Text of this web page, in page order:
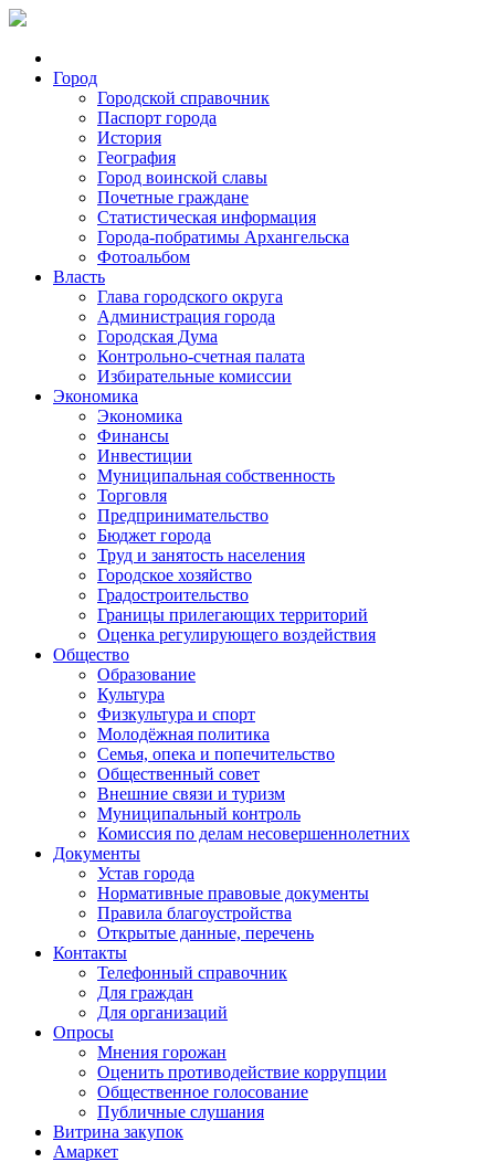
Город
Городской справочник
Паспорт города
История
География
Город воинской славы
Почетные граждане
Статистическая информация
Города-побратимы Архангельска
Фотоальбом
Власть
Глава городского округа
Администрация города
Городская Дума
Контрольно-счетная палата
Избирательные комиссии
Экономика
Экономика
Финансы
Инвестиции
Муниципальная собственность
Торговля
Предпринимательство
Бюджет города
Труд и занятость населения
Городское хозяйство
Градостроительство
Границы прилегающих территорий
Оценка регулирующего воздействия
Общество
Образование
Культура
Физкультура и спорт
Молодёжная политика
Семья, опека и попечительство
Общественный совет
Внешние связи и туризм
Муниципальный контроль
Комиссия по делам несовершеннолетних
Документы
Устав города
Нормативные правовые документы
Правила благоустройства
Открытые данные, перечень
Контакты
Телефонный справочник
Для граждан
Для организаций
Опросы
Мнения горожан
Оценить противодействие коррупции
Общественное голосование
Публичные слушания
Витрина закупок
Амаркет